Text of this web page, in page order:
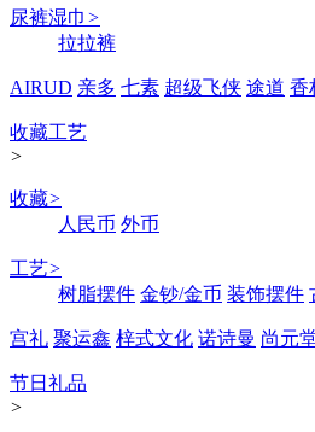
尿裤湿巾 >
拉拉裤
AIRUD 亲多 七素 超级飞侠 途道 香
收藏工艺
>
收藏>
人民币 外币
工艺>
树脂摆件 金钞/金币 装饰摆件
宫礼 聚运鑫 梓式文化 诺诗曼 尚元
节日礼品
>